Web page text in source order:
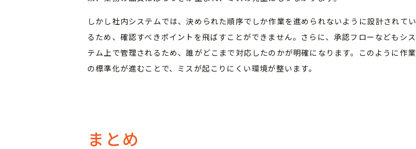
しかし社内システムでは、決められた順序でしか作業を進められないように設計されてい
るため、確認すべきポイントを飛ばすことができません。さらに、承認フローなどもシス
テム上で管理されるため、誰がどこまで対応したのかが明確になります。このように作業
の標準化が進むことで、ミスが起こりにくい環境が整います。
まとめ